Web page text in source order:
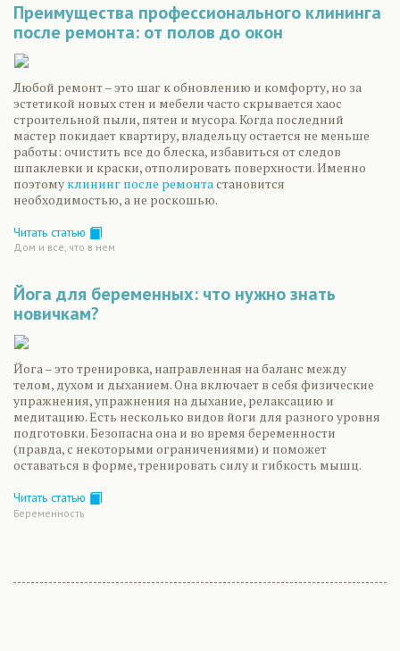
Преимущества профессионального клининга
после ремонта: от полов до окон
Любой ремонт – это шаг к обновлению и комфорту, но за
эстетикой новых стен и мебели часто скрывается хаос
строительной пыли, пятен и мусора. Когда последний
мастер покидает квартиру, владельцу остается не меньше
работы: очистить все до блеска, избавиться от следов
шпаклевки и краски, отполировать поверхности. Именно
поэтому клининг после ремонтастановится
необходимостью, а не роскошью.
Читать статью
Дом и все, что в нем
Йога для беременных: что нужно знать
новичкам?
Йога – это тренировка, направленная на баланс между
телом, духом и дыханием. Она включает в себя физические
упражнения, упражнения на дыхание, релаксацию и
медитацию. Есть несколько видов йоги для разного уровня
подготовки. Безопасна она и во время беременности
(правда, с некоторыми ограничениями) и поможет
оставаться в форме, тренировать силу и гибкость мышц.
Читать статью
Беременность